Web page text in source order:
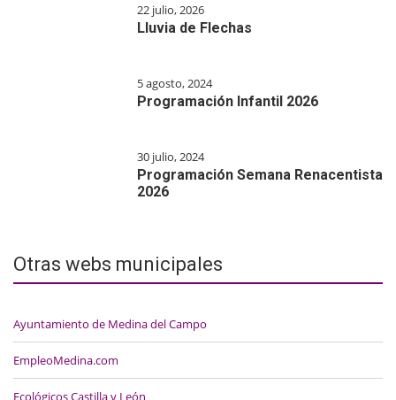
22 julio, 2026
Lluvia de Flechas
5 agosto, 2024
Programación Infantil 2026
30 julio, 2024
Programación Semana Renacentista
2026
Otras webs municipales
Ayuntamiento de Medina del Campo
EmpleoMedina.com
Ecológicos Castilla y León